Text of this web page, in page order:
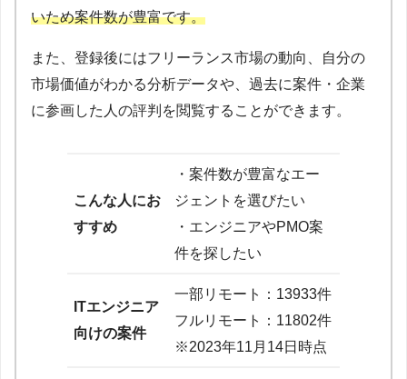
いため案件数が豊富です。
また、登録後にはフリーランス市場の動向、自分の
市場価値がわかる分析データや、過去に案件・企業
に参画した人の評判を閲覧することができます。
こんな人にお
すすめ
・案件数が豊富なエー
ジェントを選びたい
・エンジニアやPMO案
件を探したい
ITエンジニア
向けの案件
一部リモート：13933件
フルリモート：11802件
※2023年11月14日時点